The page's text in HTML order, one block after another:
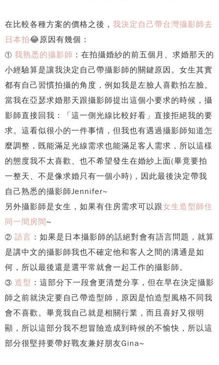
在比較各種方案的價格之後， 我決定自己帶台灣攝影師去
日本拍😂原因有幾個：
① 我熟悉的攝影師 ：在拍攝婚紗的前五個月、求婚那天的
小經驗算是讓我決定自己帶攝影師的關鍵原因。女生其實
都有自己習慣拍攝的角度，例如我是左臉人喜歡拍左臉。
當我在亞瑟求婚那天跟攝影師提出這個小要求的時候，攝
影師直接回我：「這一側光線比較好看」直接拒絕我的要
求。這看似很小的一件事情，但我也有遇過攝影師知道怎
麼調整，既能滿足光線需求也能滿足客人需求，所以這樣
的態度我不太喜歡、也不希望發生在婚紗上面(畢竟要拍
一整天、不是像求婚只有一個小時)，因此最後決定帶我
自己熟悉的攝影師Jennifer~
另外攝影師是女生，如果有住房需求可以跟女生造型師住
同一間房間~
② 語言 ：如果是日本攝影師的話絕對會有語言問題，就算
是講中文的攝影師我也不確定他和客人之間的溝通是如
何，所以最後還是選平常就會一起工作的攝影師。
③ 造型 ：這部分下一段會更清楚分享，但在早在決定攝影
師之前就決定要自己帶造型師，原因是怕造型風格不同我
會不喜歡。畢竟我自己就是相關行業，而且喜好又很明
顯，所以這部分我不想冒險造成到時候的不愉快，所以這
部分很堅持要帶好戰友兼好朋友Gina~